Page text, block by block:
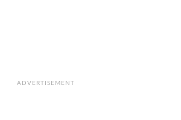
ADVERTISEMENT